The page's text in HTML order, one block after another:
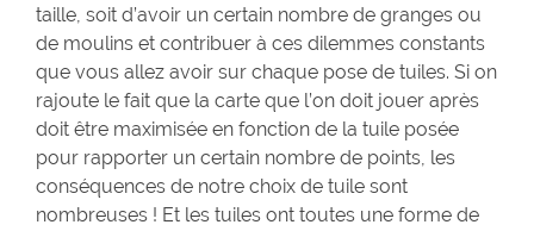
taille, soit d’avoir un certain nombre de granges ou
de moulins et contribuer à ces dilemmes constants
que vous allez avoir sur chaque pose de tuiles. Si on
rajoute le fait que la carte que l’on doit jouer après
doit être maximisée en fonction de la tuile posée
pour rapporter un certain nombre de points, les
conséquences de notre choix de tuile sont
nombreuses ! Et les tuiles ont toutes une forme de